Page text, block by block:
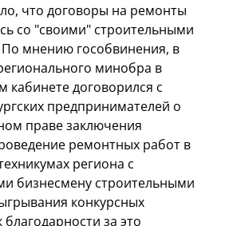
что договоры на ремонты
со "своими" строительными
мнению гособвинения, в
минобра в
кабинете договорился с
предпринимателей о
праве заключения
ремонтных работ в
региона с
бизнесмену строительными
конкурсных
за это